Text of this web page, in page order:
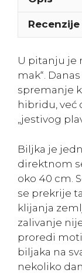
Recenzije
U pitanju je
mak“.
spremanje
hibridu, već
„jestivog
Biljka je
direktnom
oko 40 cm.
se prekrije
klijanja
zalivanje
proredi
biljaka na
nekoliko